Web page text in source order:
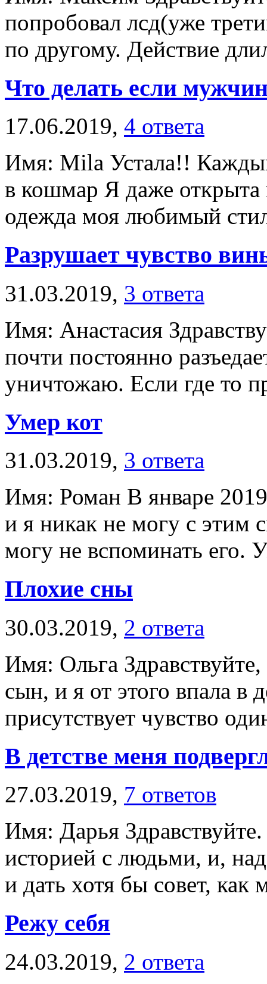
попробовал лсд(уже
по другому. Действие
Что делать если
17.06.2019, 4 ответа
Имя: Mila Устала!!
в кошмар Я даже открыта
одежда моя любимый
Разрушает чувство
31.03.2019, 3 ответа
Имя: Анастасия
почти постоянно
уничтожаю. Если где то
Умер кот
31.03.2019, 3 ответа
Имя: Роман В январе
и я никак не могу с этим
могу не вспоминать его.
Плохие сны
30.03.2019, 2 ответа
Имя: Ольга
сын, и я от этого впала в
присутствует чувство
В детстве меня
27.03.2019, 7 ответов
Имя: Дарья
историей с людьми, и,
и дать хотя бы совет,
Режу себя
24.03.2019, 2 ответа